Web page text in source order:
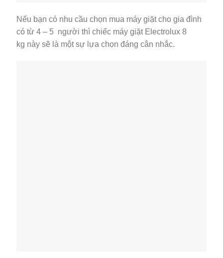
Nếu bạn có nhu cầu chọn mua máy giặt cho gia đình
có từ 4 – 5 người thì chiếc máy giặt Electrolux 8
kg này sẽ là một sự lựa chọn đáng cân nhắc.